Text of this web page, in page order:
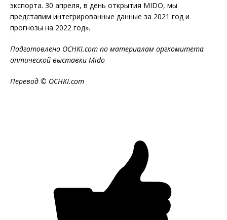
экспорта. 30 апреля, в день открытия MIDO, мы
представим интегрированные данные за 2021 год и
прогнозы на 2022 год».
Подготовлено OCHKI.com по материалам оргкомитета
оптической выставки Mido
Перевод © OCHKI.com